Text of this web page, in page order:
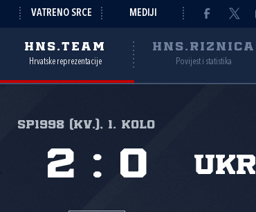
VATRENO SRCE MEDIJI
HNS.TEAM
Hrvatske reprezentacije
HNS.RIZNICA
Povijest i statistika
SP1998 (kv.), 1. kolo
2 : 0